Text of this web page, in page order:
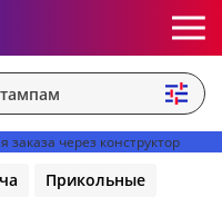
Прикольные